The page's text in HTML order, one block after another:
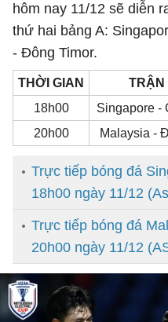
hôm nay 11/12 sẽ diễn
thứ hai bảng A:
- Đông Timor.
THỜI GIAN
18h00
Singapore -
20h00
Malaysia -
Trực tiếp bóng đá
18h00 ngày 11/12
Trực tiếp bóng đá
20h00 ngày 11/12